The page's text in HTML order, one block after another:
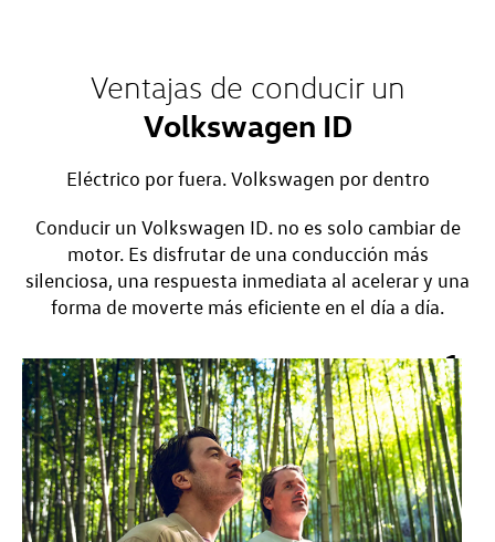
Ventajas de conducir un
Volkswagen ID
Eléctrico por fuera. Volkswagen por dentro
Conducir un Volkswagen ID. no es solo cambiar de
motor. Es disfrutar de una conducción más
silenciosa, una respuesta inmediata al acelerar y una
forma de moverte más eficiente en el día a día.
1